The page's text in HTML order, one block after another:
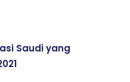
Saudi yang